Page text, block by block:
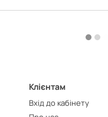
Клієнтам
Вхід до кабінету